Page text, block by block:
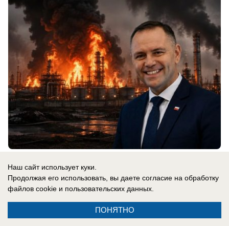
Новости СМИ2
Наш сайт использует куки.
Продолжая его использовать, вы даете согласие на обработку
файлов cookie и пользовательских данных.
ПОНЯТНО